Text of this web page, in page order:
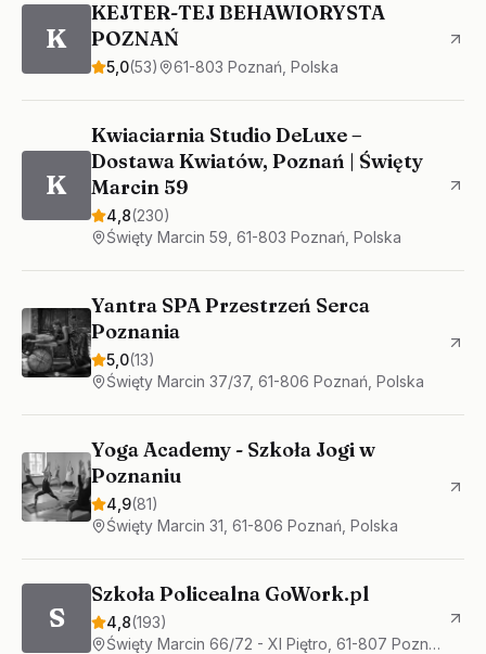
K
KEJTER-TEJ BEHAWIORYSTA
POZNAŃ
5,0(53) 61-803 Poznań, Polska
K
Kwiaciarnia Studio DeLuxe –
Dostawa Kwiatów, Poznań | Święty
Marcin 59
4,8(230)
Święty Marcin 59, 61-803 Poznań, Polska
Yantra SPA Przestrzeń Serca
Poznania
5,0(13)
Święty Marcin 37/37, 61-806 Poznań, Polska
Yoga Academy - Szkoła Jogi w
Poznaniu
4,9(81)
Święty Marcin 31, 61-806 Poznań, Polska
S
Szkoła Policealna GoWork.pl
4,8(193)
Święty Marcin 66/72 - XI Piętro, 61-807 Poznań, Polska